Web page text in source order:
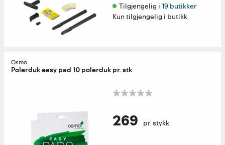
Tilgjengelig i 19 butikker
Kun tilgjengelig i butikk
Osmo
Polerduk easy pad 10 polerduk pr. stk
269 pr. stykk